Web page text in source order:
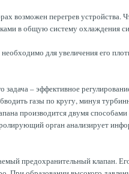
возможен перегрев устройства.
в общую систему охлаждения
для увеличения его
– эффективное
газы по кругу, минуя
производится двумя
орган анализирует
предохранительный клапан.